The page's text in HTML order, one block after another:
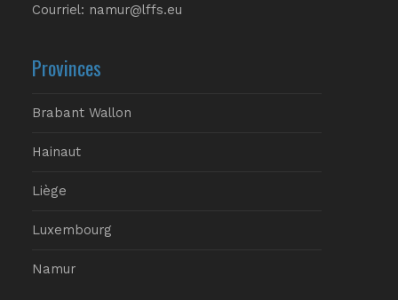
Courriel: namur@lffs.eu
Provinces
Brabant Wallon
Hainaut
Liège
Luxembourg
Namur